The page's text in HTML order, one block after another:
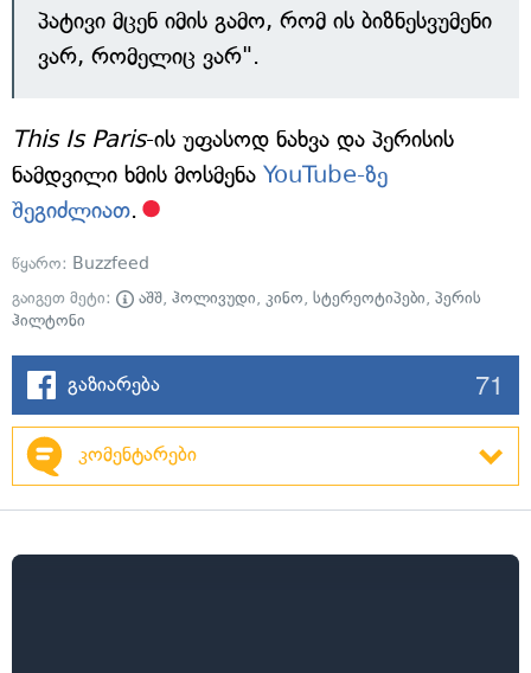
პატივი მცენ იმის გამო, რომ ის ბიზნესვუმენი
ვარ, რომელიც ვარ".
This Is Paris-ის უფასოდ ნახვა და პერისის
ნამდვილი ხმის მოსმენა YouTube-ზე
შეგიძლიათ.
წყარო: Buzzfeed
გაიგეთ მეტი:
აშშ, ჰოლივუდი, კინო, სტერეოტიპები, პერის
ჰილტონი
გაზიარება 71
კომენტარები